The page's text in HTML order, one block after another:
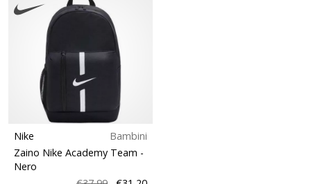
Nike
Bambini
Zaino Nike Academy Team -
Nero